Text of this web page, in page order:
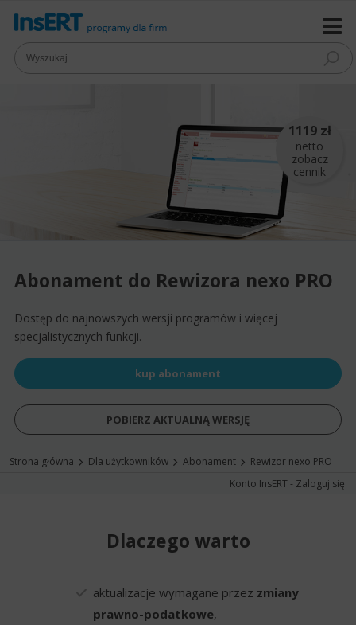
1119 zł
netto
zobacz
cennik
Abonament do Rewizora nexo PRO
Dostęp do najnowszych wersji programów i więcej
specjalistycznych funkcji.
kup abonament
POBIERZ AKTUALNĄ WERSJĘ
Strona główna Dla użytkowników Abonament
Rewizor nexo PRO
Konto InsERT - Zaloguj się
Dlaczego warto
aktualizacje wymagane przez zmiany
prawno-podatkowe,